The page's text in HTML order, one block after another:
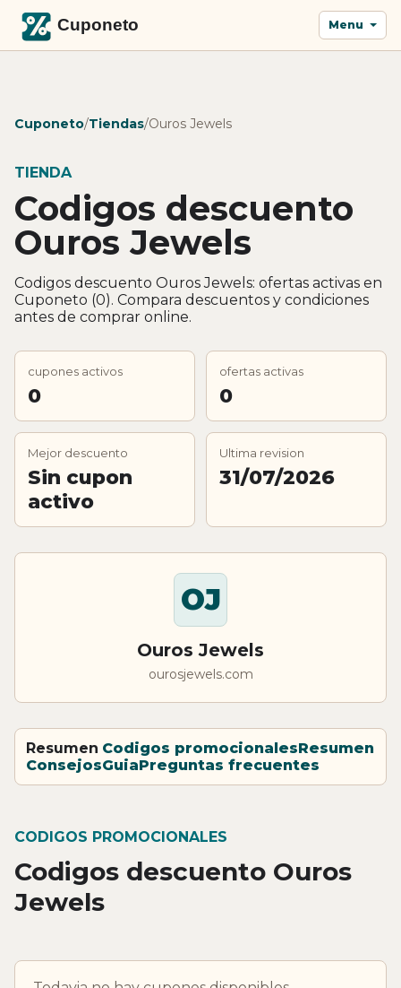
Menu
Cuponeto/Tiendas/Ouros Jewels
TIENDA
Codigos descuento
Ouros Jewels
Codigos descuento Ouros Jewels: ofertas activas en
Cuponeto (0). Compara descuentos y condiciones
antes de comprar online.
cupones activos
0
ofertas activas
0
Mejor descuento
Sin cupon
activo
Ultima revision
31/07/2026
OJ
Ouros Jewels
ourosjewels.com
Resumen Codigos promocionalesResumen
ConsejosGuiaPreguntas frecuentes
CODIGOS PROMOCIONALES
Codigos descuento Ouros
Jewels